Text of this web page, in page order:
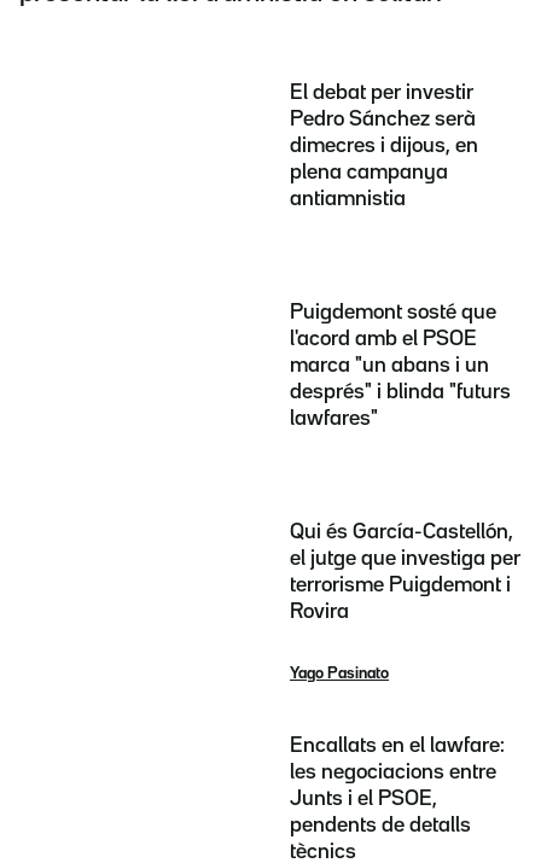
El debat per investir
Pedro Sánchez serà
dimecres i dijous, en
plena campanya
antiamnistia
Puigdemont sosté que
l'acord amb el PSOE
marca "un abans i un
després" i blinda "futurs
lawfares"
Qui és García-Castellón,
el jutge que investiga per
terrorisme Puigdemont i
Rovira
Yago Pasinato
Encallats en el lawfare:
les negociacions entre
Junts i el PSOE,
pendents de detalls
tècnics